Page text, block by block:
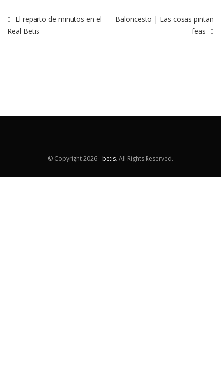
El reparto de minutos en el
Real Betis
Baloncesto | Las cosas pintan
feas
© Copyright2026 - betis. All Rights Reserved.